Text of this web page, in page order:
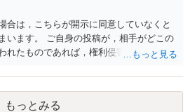
合は，こちらが開示に同意していなくと
います。 ご自身の投稿が，相手がどこの
れたものであれば，権利侵害性が認めら
たうえで，ネットストーカーとして晒し
権利侵害性が認められる可能性はあるで
もっとみる